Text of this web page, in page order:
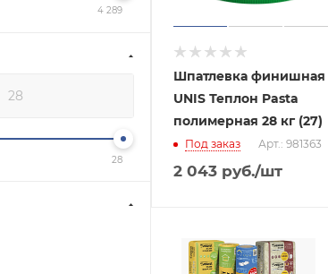
Шпатлевка финишная
UNIS Теплон Pasta
полимерная 28 кг (27)
Под заказ Арт.: 981363
2 043 руб./шт
4 289
28